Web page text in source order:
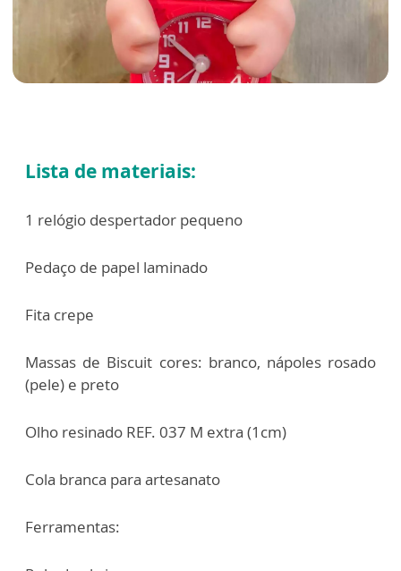
Lista de materiais:
1 relógio despertador pequeno
Pedaço de papel laminado
Fita crepe
Massas de Biscuit cores: branco, nápoles rosado
(pele) e preto
Olho resinado REF. 037 M extra (1cm)
Cola branca para artesanato
Ferramentas: